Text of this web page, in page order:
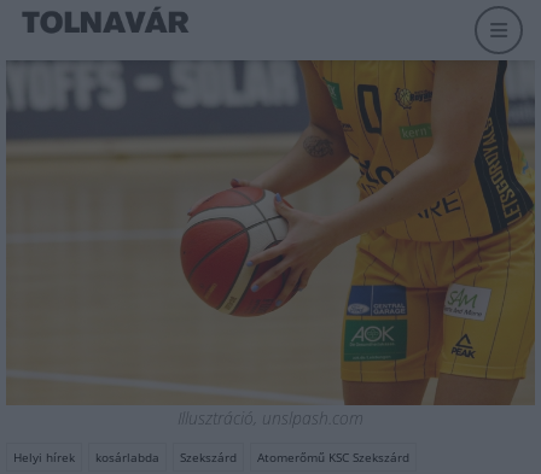
Illusztráció, unslpash.com
Helyi hírek kosárlabda Szekszárd Atomerőmű KSC Szekszárd